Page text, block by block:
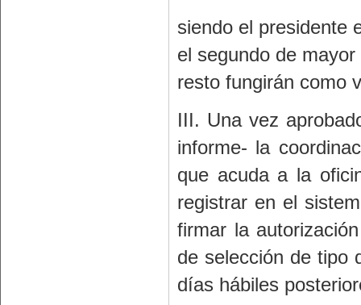
siendo el presidente
el segundo de
resto fungirán como
III. Una vez
informe- la
que acuda a la
registrar en el
firmar la
de selección de tipo
días hábiles